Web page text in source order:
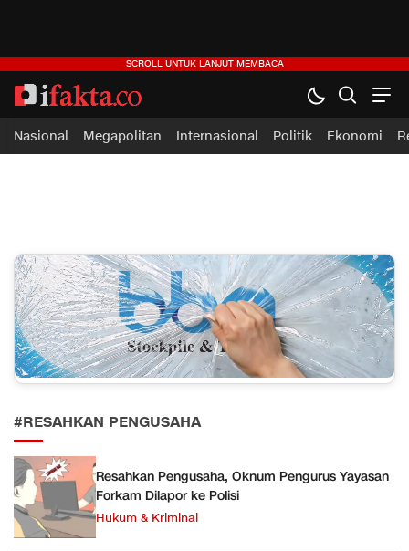
ifakta.co
#pastibenar
Nasional Megapolitan Internasional Politik Ekonomi
#RESAHKAN PENGUSAHA
Resahkan Pengusaha, Oknum Pengurus Yayasan
Forkam Dilapor ke Polisi
Hukum & Kriminal